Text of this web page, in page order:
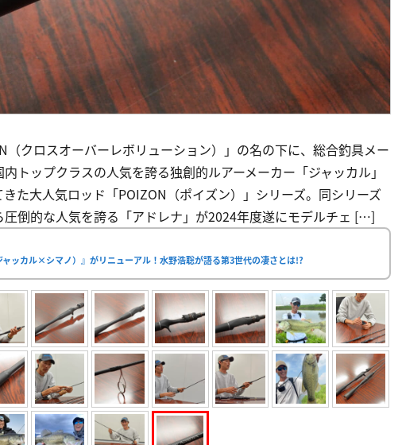
（クロスオーバーレボリューション）」の名の下に、総合釣具メー
トップクラスの人気を誇る独創的ルアーメーカー「ジャッカル」
た大人気ロッド「POIZON（ポイズン）」シリーズ。同シリーズ
倒的な人気を誇る「アドレナ」が2024年度遂にモデルチェ […]
ャッカル×シマノ）』がリニューアル！水野浩聡が語る第3世代の凄さとは!?